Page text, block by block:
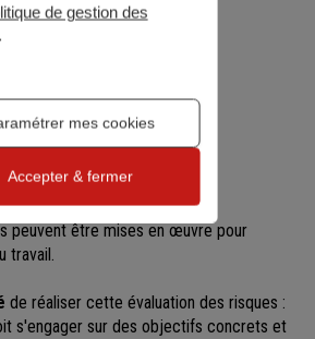
de prévention
peuvent être mises en œuvre pour
travail.
de réaliser cette évaluation des risques :
s'engager sur des objectifs concrets et
de gestion des
.
mes cookies
Accepter & fermer